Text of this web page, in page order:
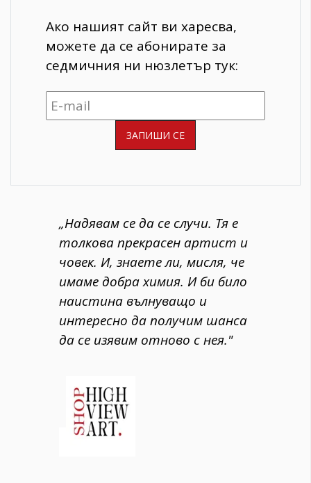
Ако нашият сайт ви харесва,
можете да се абонирате за
седмичния ни нюзлетър тук:
„Надявам се да се случи. Тя е
толкова прекрасен артист и
човек. И, знаете ли, мисля, че
имаме добра химия. И би било
наистина вълнуващо и
интересно да получим шанса
да се изявим отново с нея."